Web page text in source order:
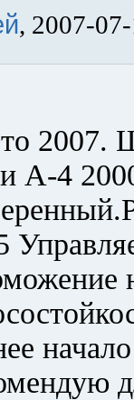
, 2007-
А-4